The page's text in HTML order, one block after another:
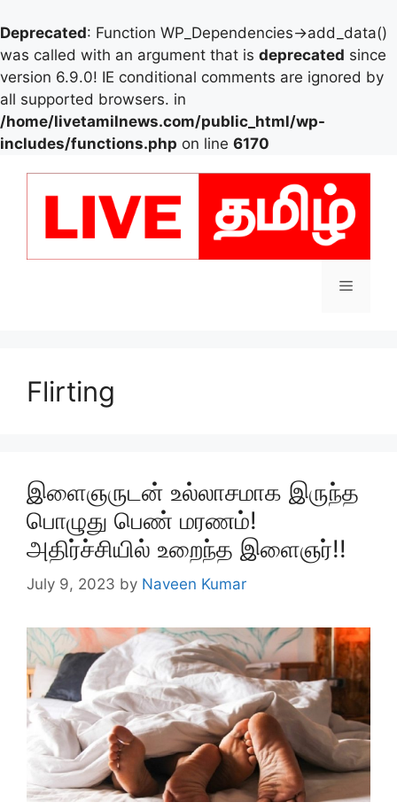
Deprecated: Function WP_Dependencies->add_data()
was called with an argument that is deprecated since
version 6.9.0! IE conditional comments are ignored by
all supported browsers. in
/home/livetamilnews.com/public_html/wp-
includes/functions.php on line 6170
Menu
Flirting
இளைஞருடன் உல்லாசமாக இருந்த
பொழுது பெண் மரணம்!
அதிர்ச்சியில் உறைந்த இளைஞர்!!
July 9, 2023 by Naveen Kumar